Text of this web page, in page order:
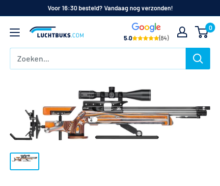
inhoud
Voor 16:30 besteld? Vandaag nog verzonden!
Luchtbuks.com
5.0 (84)
0